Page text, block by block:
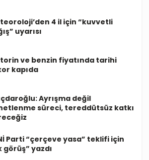
4 il için “kuvvetli
uyarısı
ve benzin fiyatında tarihi
kapıda
Ayrışma değil
süreci, tereddütsüz katkı
Parti “çerçeve yasa” teklifi için
görüş” yazdı